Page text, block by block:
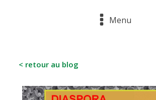
Menu
< retour au blog